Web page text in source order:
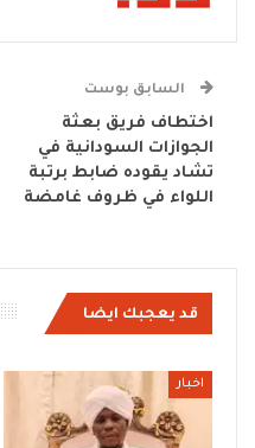
السابق بوست
اختطاف فريق بعثة
الجوازات السودانية في
تشاد يقوده ضابط برتبة
اللواء في ظروف غامضة
قد يعجبك ايضا
اخبار